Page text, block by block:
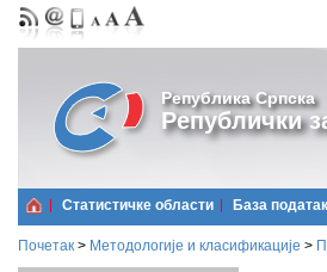
Република Српска
Републички
Статистичке области Базa
Почетак > Методологије и класификације >